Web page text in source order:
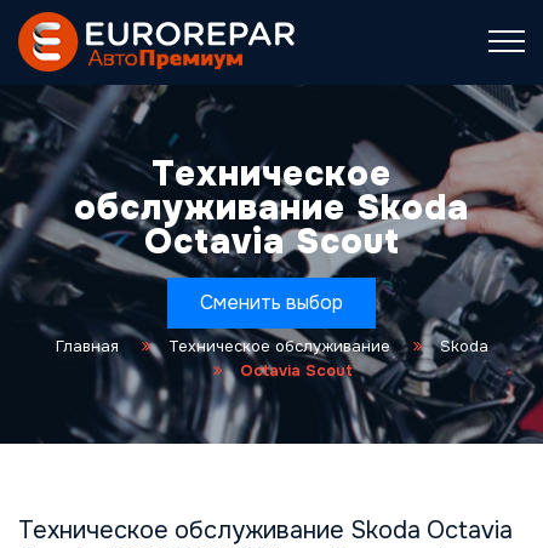
Техническое
обслуживание Skoda
Octavia Scout
Сменить выбор
Главная Техническое обслуживание
Skoda
Octavia Scout
Техническое обслуживание Skoda Octavia